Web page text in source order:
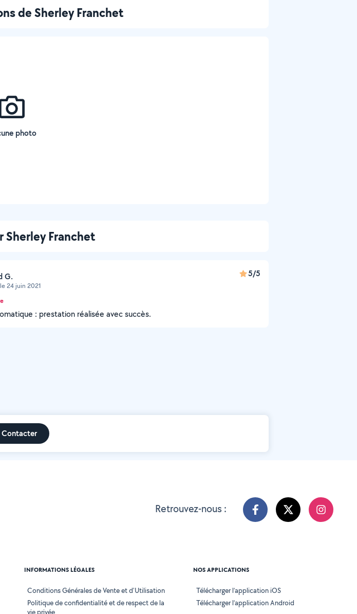
de Sherley Franchet
photo
Sherley Franchet
G.
24 juin 2021
5/5
: prestation réalisée avec succès.
Contacter
Retrouvez-nous :
INFORMATIONS LÉGALES
Conditions Générales de Vente et d'Utilisation
Politique de confidentialité et de respect de la
vie privée
NOS APPLICATIONS
Télécharger l’application iOS
Télécharger l’application Android